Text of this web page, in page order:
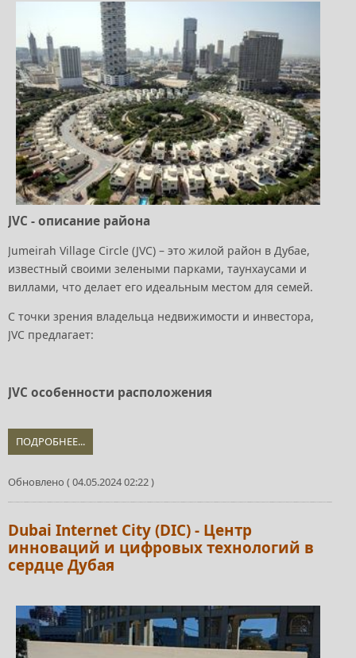
JVC - описание района
Jumeirah Village Circle (JVC) – это жилой район в Дубае,
известный своими зелеными парками, таунхаусами и
виллами, что делает его идеальным местом для семей.
С точки зрения владельца недвижимости и инвестора,
JVC предлагает:
JVC особенности расположения
ПОДРОБНЕЕ...
Обновлено ( 04.05.2024 02:22 )
Dubai Internet City (DIC) - Центр
инноваций и цифровых технологий в
сердце Дубая